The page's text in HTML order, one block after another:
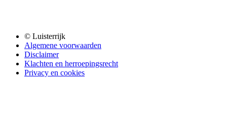
© Luisterrijk
Algemene voorwaarden
Disclaimer
Klachten en herroepingsrecht
Privacy en cookies